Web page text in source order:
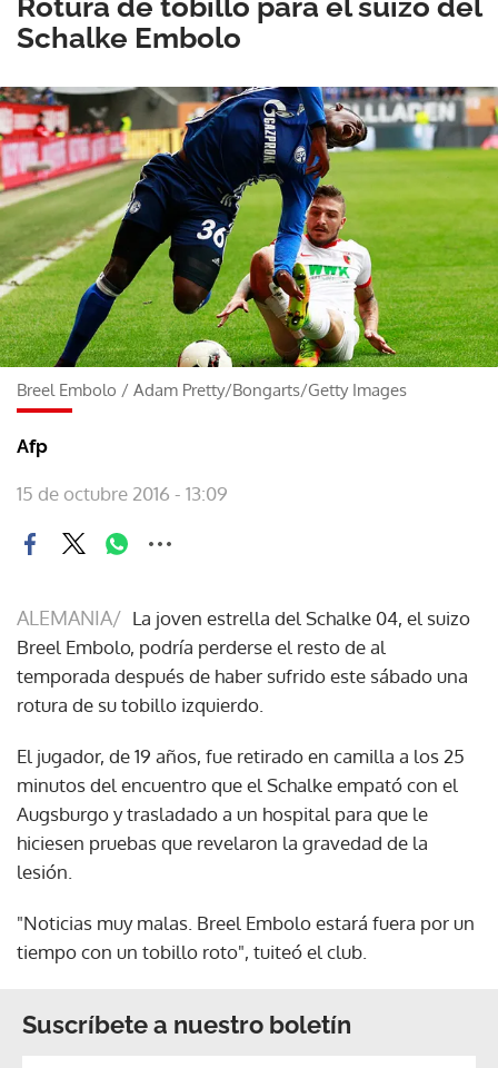
Rotura de tobillo para el suizo del
Schalke Embolo
Breel Embolo / Adam Pretty/Bongarts/Getty Images
Afp
15 de octubre 2016 - 13:09
ALEMANIA/ La joven estrella del Schalke 04, el suizo
Breel Embolo, podría perderse el resto de al
temporada después de haber sufrido este sábado una
rotura de su tobillo izquierdo.
El jugador, de 19 años, fue retirado en camilla a los 25
minutos del encuentro que el Schalke empató con el
Augsburgo y trasladado a un hospital para que le
hiciesen pruebas que revelaron la gravedad de la
lesión.
"Noticias muy malas. Breel Embolo estará fuera por un
tiempo con un tobillo roto", tuiteó el club.
Suscríbete a nuestro boletín